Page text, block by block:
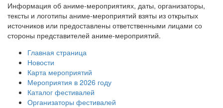
Информация об аниме-мероприятиях, даты, организаторы,
тексты и логотипы аниме-мероприятий взяты из открытых
источников или предоставлены ответственными лицами со
стороны представителей аниме-мероприятий.
Главная страница
Новости
Карта мероприятий
Мероприятия в 2026 году
Каталог фестивалей
Организаторы фестивалей